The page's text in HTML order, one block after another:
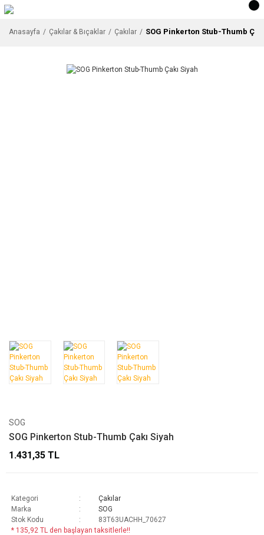
Anasayfa Çakılar & Bıçaklar Çakılar SOG Pinkerton Stub-Thumb
SOG
SOG Pinkerton Stub-Thumb Çakı Siyah
1.431,35 TL
Kategori
Çakılar
Marka
SOG
Stok Kodu
83T63UACHH_70627
* 135,92 TL den başlayan taksitlerle!!